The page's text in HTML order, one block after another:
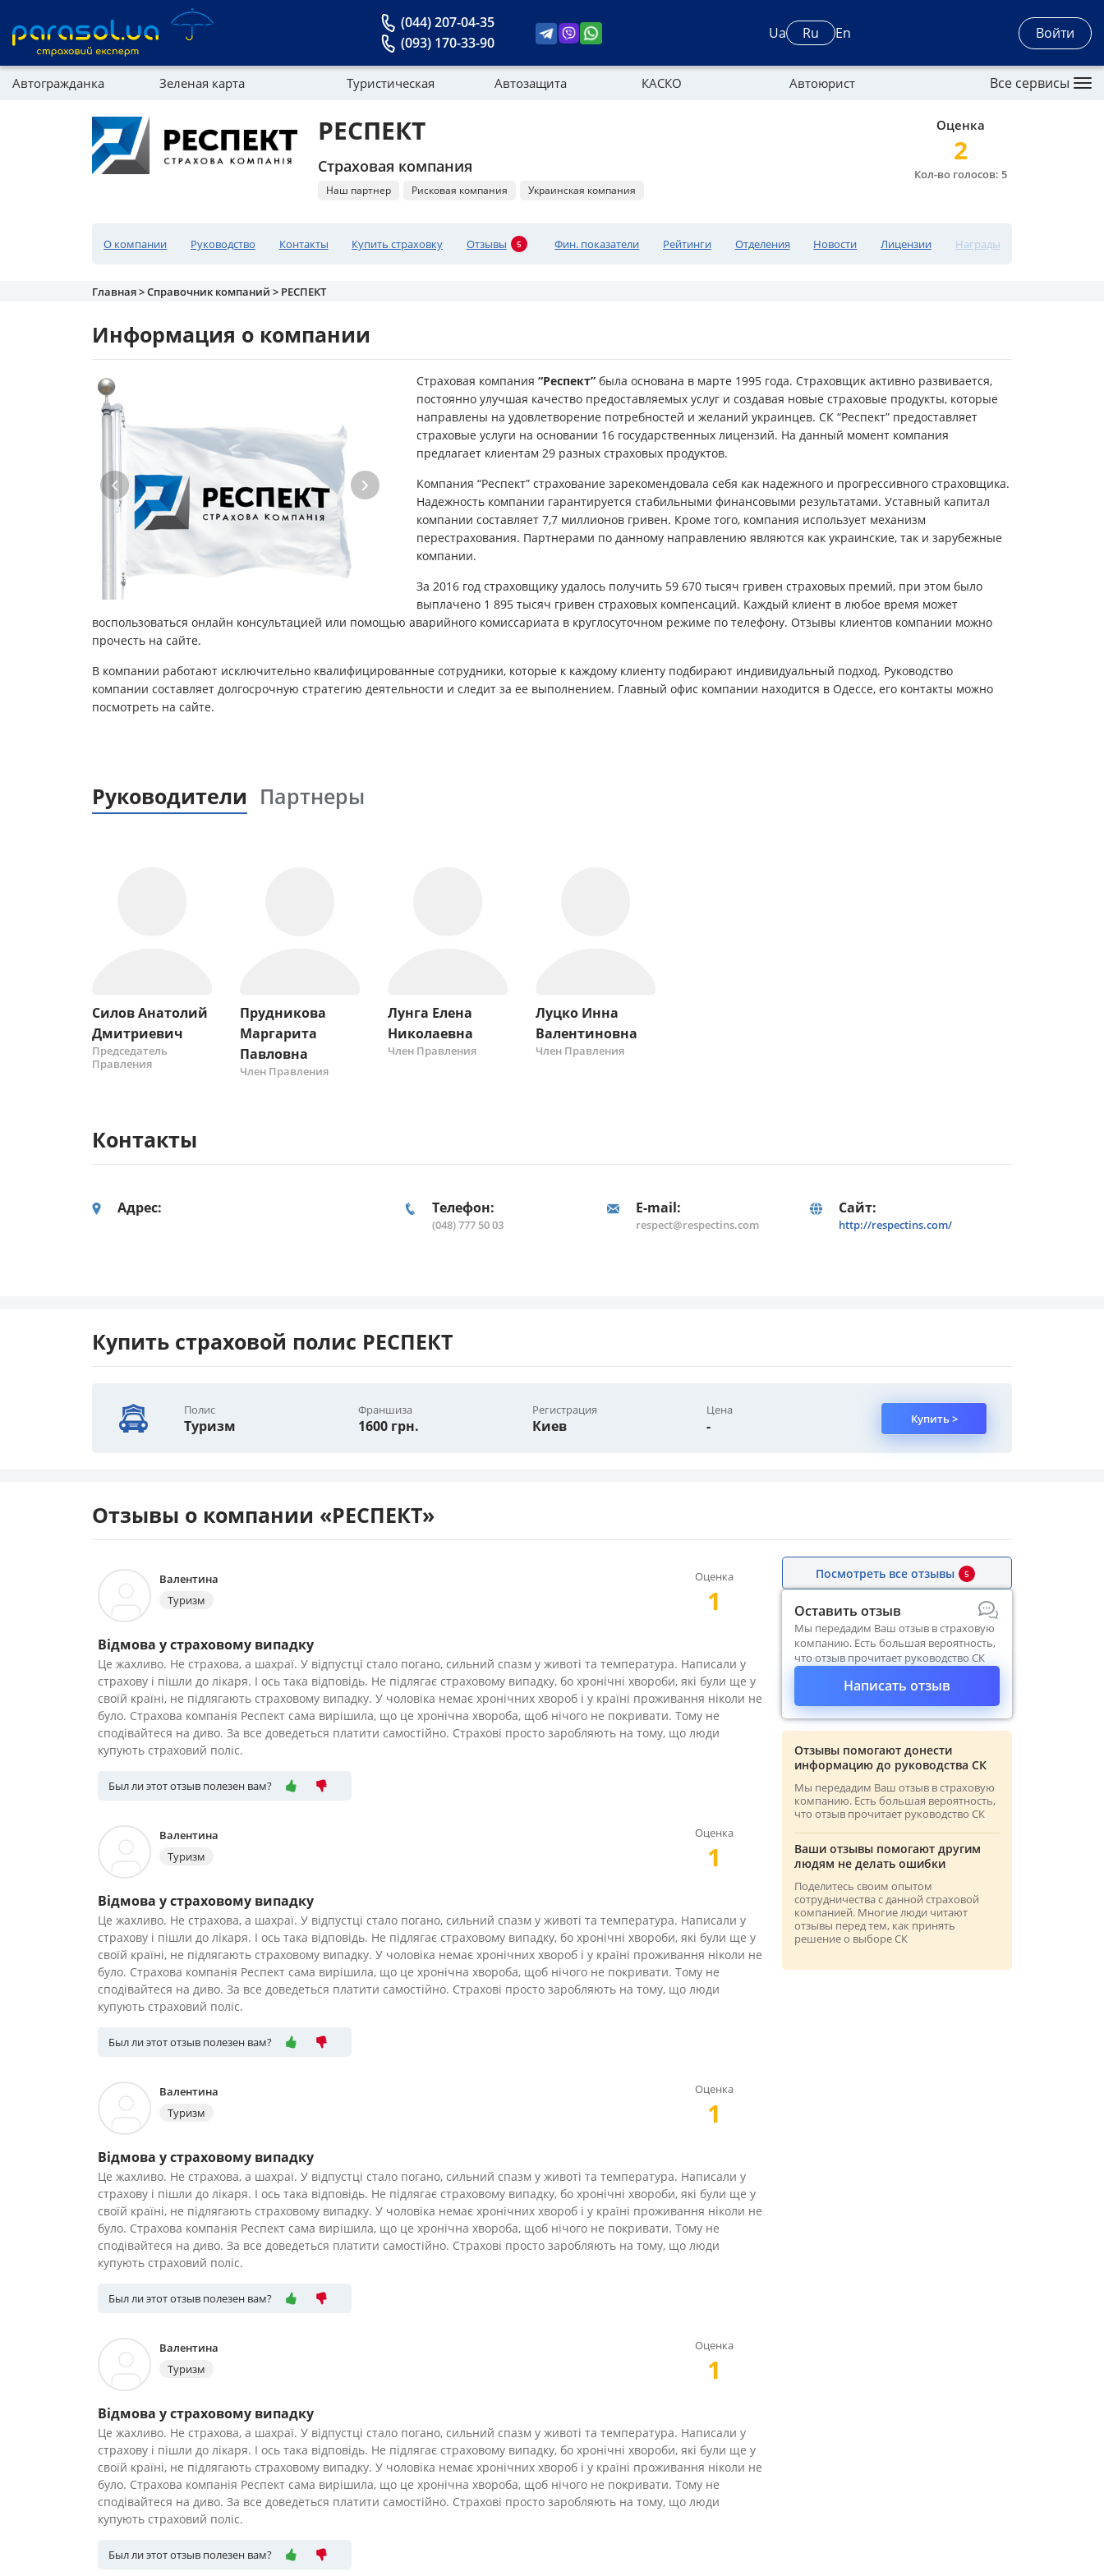
(044) 207-04-35
(093) 170-33-90
Ua Ru En Войти
Автогражданка Зеленая карта Туристическая Автозащита КАСКО Автоюрист
Справочник компаний
Все сервисы
РЕСПЕКТ
Страховая компания
Наш партнер Рисковая компания Украинская компания
Оценка
2
Кол-во голосов: 5
О компании Руководство Контакты Купить страховку Отзывы 5 Фин. показатели Рейтинги Отделения Новости Лицензии Награды
Главная >Справочник компаний > РЕСПЕКТ
Информация о компании
Страховая компания “Респект” была основана в марте 1995 года. Страховщик активно развивается,
постоянно улучшая качество предоставляемых услуг и создавая новые страховые продукты, которые
направлены на удовлетворение потребностей и желаний украинцев. СК “Респект” предоставляет
страховые услуги на основании 16 государственных лицензий. На данный момент компания
предлагает клиентам 29 разных страховых продуктов.
Компания “Респект” страхование зарекомендовала себя как надежного и прогрессивного страховщика.
Надежность компании гарантируется стабильными финансовыми результатами. Уставный капитал
компании составляет 7,7 миллионов гривен. Кроме того, компания использует механизм
перестрахования. Партнерами по данному направлению являются как украинские, так и зарубежные
компании.
За 2016 год страховщику удалось получить 59 670 тысяч гривен страховых премий, при этом было
выплачено 1 895 тысяч гривен страховых компенсаций. Каждый клиент в любое время может
воспользоваться онлайн консультацией или помощью аварийного комиссариата в круглосуточном режиме по телефону. Отзывы клиентов компании можно
прочесть на сайте.
В компании работают исключительно квалифицированные сотрудники, которые к каждому клиенту подбирают индивидуальный подход. Руководство
компании составляет долгосрочную стратегию деятельности и следит за ее выполнением. Главный офис компании находится в Одессе, его контакты можно
посмотреть на сайте.
Руководители Партнеры
Силов Анатолий
Дмитриевич
Председатель
Правления
Прудникова
Маргарита
Павловна
Член Правления
Лунга Елена
Николаевна
Член Правления
Луцко Инна
Валентиновна
Член Правления
Контакты
Адрес: Телефон:
(048) 777 50 03
E-mail:
respect@respectins.com
Сайт:
http://respectins.com/
Купить страховой полис РЕСПЕКТ
Полис
Туризм
Франшиза
1600 грн.
Регистрация
Киев
Цена
- Купить >
Отзывы о компании «РЕСПЕКТ»
Валентина
Туризм
Оценка
1
Відмова у страховому випадку
Це жахливо. Не страхова, а шахраї. У відпустці стало погано, сильний спазм у животі та температура. Написали у
страхову і пішли до лікаря. І ось така відповідь. Не підлягає страховому випадку, бо хронічні хвороби, які були ще у
своїй країні, не підлягають страховому випадку. У чоловіка немає хронічних хвороб і у країні проживання ніколи не
було. Страхова компанія Респект сама вирішила, що це хронічна хвороба, щоб нічого не покривати. Тому не
сподівайтеся на диво. За все доведеться платити самостійно. Страхові просто заробляють на тому, що люди
купують страховий поліс.
Был ли этот отзыв полезен вам?
Валентина
Туризм
Оценка
1
Відмова у страховому випадку
Це жахливо. Не страхова, а шахраї. У відпустці стало погано, сильний спазм у животі та температура. Написали у
страхову і пішли до лікаря. І ось така відповідь. Не підлягає страховому випадку, бо хронічні хвороби, які були ще у
своїй країні, не підлягають страховому випадку. У чоловіка немає хронічних хвороб і у країні проживання ніколи не
було. Страхова компанія Респект сама вирішила, що це хронічна хвороба, щоб нічого не покривати. Тому не
сподівайтеся на диво. За все доведеться платити самостійно. Страхові просто заробляють на тому, що люди
купують страховий поліс.
Был ли этот отзыв полезен вам?
Валентина
Туризм
Оценка
1
Відмова у страховому випадку
Це жахливо. Не страхова, а шахраї. У відпустці стало погано, сильний спазм у животі та температура. Написали у
страхову і пішли до лікаря. І ось така відповідь. Не підлягає страховому випадку, бо хронічні хвороби, які були ще у
своїй країні, не підлягають страховому випадку. У чоловіка немає хронічних хвороб і у країні проживання ніколи не
було. Страхова компанія Респект сама вирішила, що це хронічна хвороба, щоб нічого не покривати. Тому не
сподівайтеся на диво. За все доведеться платити самостійно. Страхові просто заробляють на тому, що люди
купують страховий поліс.
Был ли этот отзыв полезен вам?
Валентина
Туризм
Оценка
1
Відмова у страховому випадку
Це жахливо. Не страхова, а шахраї. У відпустці стало погано, сильний спазм у животі та температура. Написали у
страхову і пішли до лікаря. І ось така відповідь. Не підлягає страховому випадку, бо хронічні хвороби, які були ще у
своїй країні, не підлягають страховому випадку. У чоловіка немає хронічних хвороб і у країні проживання ніколи не
було. Страхова компанія Респект сама вирішила, що це хронічна хвороба, щоб нічого не покривати. Тому не
сподівайтеся на диво. За все доведеться платити самостійно. Страхові просто заробляють на тому, що люди
купують страховий поліс.
Был ли этот отзыв полезен вам?
Посмотреть все отзывы 5
Оставить отзыв
Мы передадим Ваш отзыв в страховую
компанию. Есть большая вероятность,
что отзыв прочитает руководство СК
Написать отзыв
Отзывы помогают донести
информацию до руководства СК
Мы передадим Ваш отзыв в страховую
компанию. Есть большая вероятность,
что отзыв прочитает руководство СК
Ваши отзывы помогают другим
людям не делать ошибки
Поделитесь своим опытом
сотрудничества с данной страховой
компанией. Многие люди читают
отзывы перед тем, как принять
решение о выборе СК